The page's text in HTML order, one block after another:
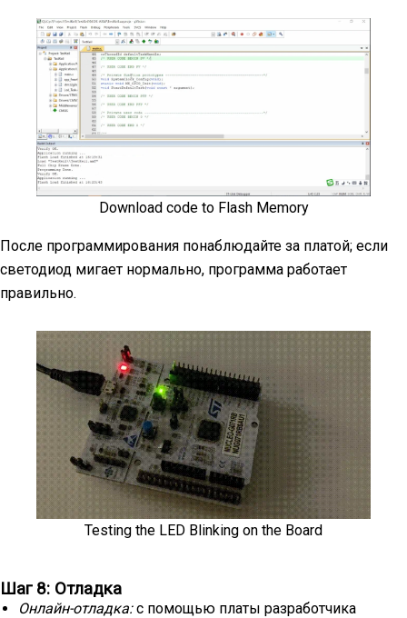
Download code to Flash Memory
После программирования понаблюдайте за платой; если
светодиод мигает нормально, программа работает
правильно.
Testing the LED Blinking on the Board
Шаг 8: Отладка
Онлайн-отладка:с помощью платы разработчика